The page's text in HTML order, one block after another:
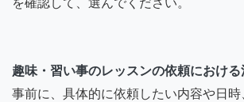
を確認して、選んでください。
趣味・習い事のレッスンの依頼における
事前に、具体的に依頼したい内容や日